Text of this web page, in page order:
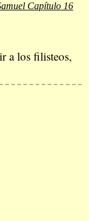
Capítulo 16
a los filisteos,